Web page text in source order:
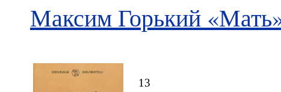
Максим Горький
13